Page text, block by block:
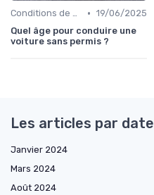
Conditions de Location • 19/06/2025
Quel âge pour conduire une
voiture sans permis ?
Les articles par date
Janvier 2024
Mars 2024
Août 2024